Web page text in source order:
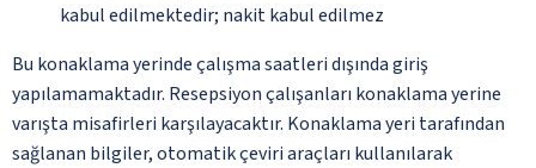
kabul edilmektedir; nakit kabul edilmez
Bu konaklama yerinde çalışma saatleri dışında giriş
yapılamamaktadır. Resepsiyon çalışanları konaklama yerine
varışta misafirleri karşılayacaktır. Konaklama yeri tarafından
sağlanan bilgiler, otomatik çeviri araçları kullanılarak